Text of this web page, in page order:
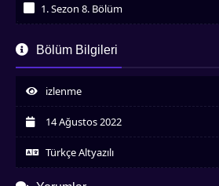
1. Sezon 8. Bölüm
İzledim
İzledim
1. Sezon 10. Bölüm
İzledim
İzledim
1. Sezon 12. Bölüm
İzledim
1. Sezon 13. Bölüm
Bölüm Bilgileri
izlenme
14 Ağustos 2022
Türkçe Altyazılı